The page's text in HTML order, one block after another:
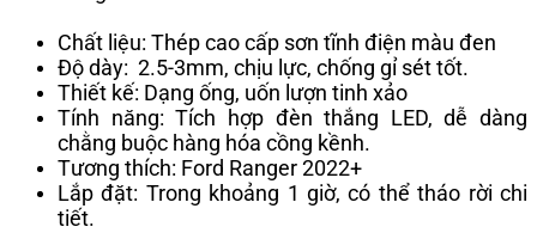
Chất liệu: Thép cao cấp sơn tĩnh điện màu đen
Độ dày: 2.5-3mm, chịu lực, chống gỉ sét tốt.
Thiết kế: Dạng ống, uốn lượn tinh xảo
Tính năng: Tích hợp đèn thắng LED, dễ dàng
chằng buộc hàng hóa cồng kềnh.
Tương thích: Ford Ranger 2022+
Lắp đặt: Trong khoảng 1 giờ, có thể tháo rời chi
tiết.